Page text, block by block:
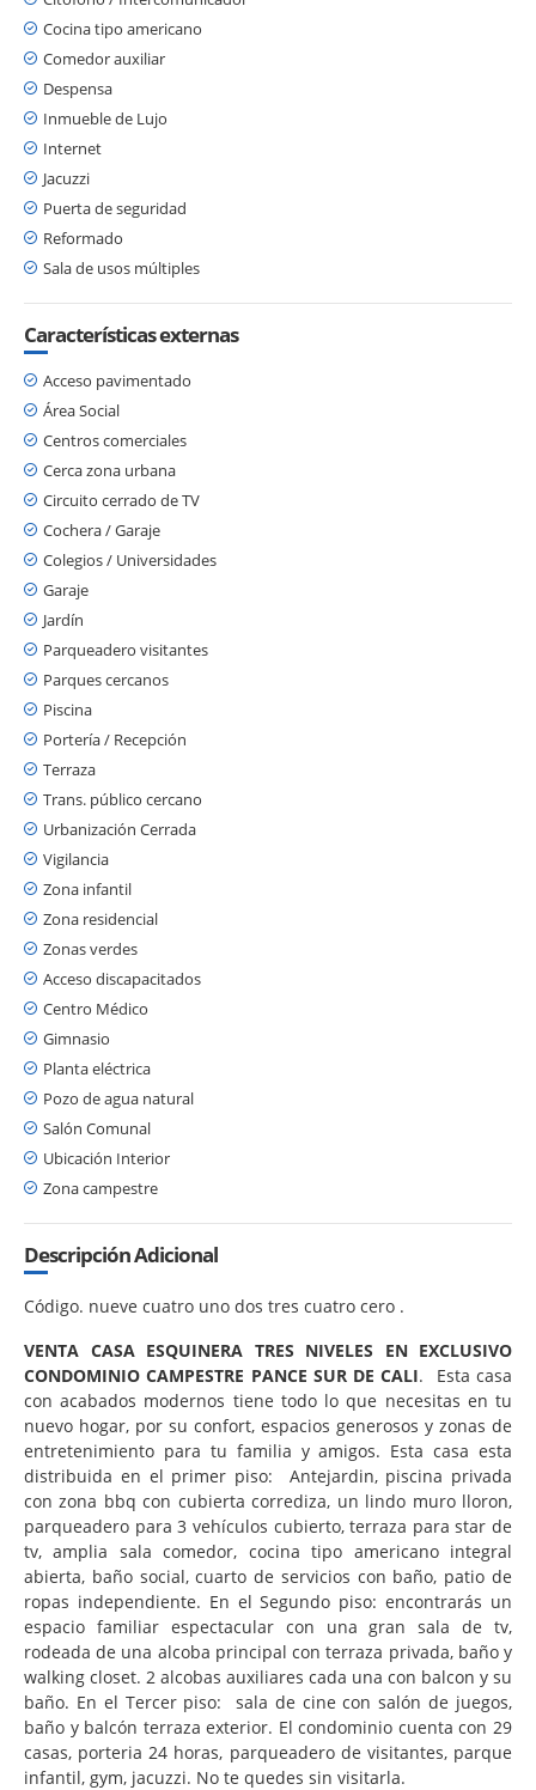
Cocina tipo americano
Comedor auxiliar
Despensa
Inmueble de Lujo
Internet
Jacuzzi
Puerta de seguridad
Reformado
Sala de usos múltiples
Características externas
Acceso pavimentado
Área Social
Centros comerciales
Cerca zona urbana
Circuito cerrado de TV
Cochera / Garaje
Colegios / Universidades
Garaje
Jardín
Parqueadero visitantes
Parques cercanos
Piscina
Portería / Recepción
Terraza
Trans. público cercano
Urbanización Cerrada
Vigilancia
Zona infantil
Zona residencial
Zonas verdes
Acceso discapacitados
Centro Médico
Gimnasio
Planta eléctrica
Pozo de agua natural
Salón Comunal
Ubicación Interior
Zona campestre
Descripción Adicional
Código. nueve cuatro uno dos tres cuatro cero .
VENTA CASA ESQUINERA TRES NIVELES EN EXCLUSIVO
CONDOMINIO CAMPESTRE PANCE SUR DE CALI. Esta casa
con acabados modernos tiene todo lo que necesitas en tu
nuevo hogar, por su confort, espacios generosos y zonas de
entretenimiento para tu familia y amigos. Esta casa esta
distribuida en el primer piso: Antejardin, piscina privada
con zona bbq con cubierta corrediza, un lindo muro lloron,
parqueadero para 3 vehículos cubierto, terraza para star de
tv, amplia sala comedor, cocina tipo americano integral
abierta, baño social, cuarto de servicios con baño, patio de
ropas independiente. En el Segundo piso: encontrarás un
espacio familiar espectacular con una gran sala de tv,
rodeada de una alcoba principal con terraza privada, baño y
walking closet. 2 alcobas auxiliares cada una con balcon y su
baño. En el Tercer piso: sala de cine con salón de juegos,
baño y balcón terraza exterior. El condominio cuenta con 29
casas, porteria 24 horas, parqueadero de visitantes, parque
infantil, gym, jacuzzi. No te quedes sin visitarla.